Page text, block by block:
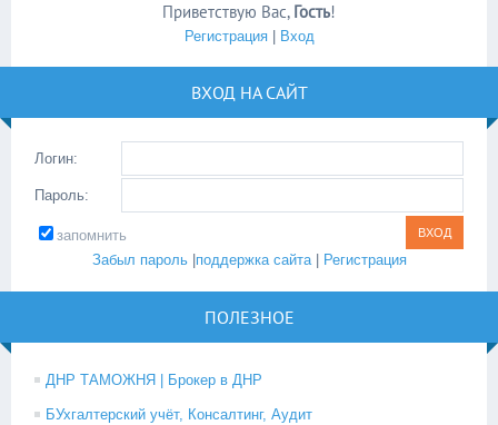
Приветствую Вас, Гость!
Регистрация| Вход
ВХОД НА САЙТ
Логин:
Пароль:
запомнить
Забыл пароль| поддержка сайта| Регистрация
ПОЛЕЗНОЕ
ДНР ТАМОЖНЯ | Брокер в ДНР
БУхгалтерский учёт, Консалтинг, Аудит